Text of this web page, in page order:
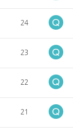
24
23
22
21